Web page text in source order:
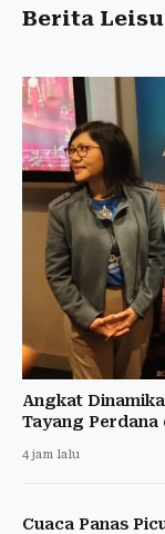
Berita
Angkat
Tayang
4 jam lalu
Cuaca Panas